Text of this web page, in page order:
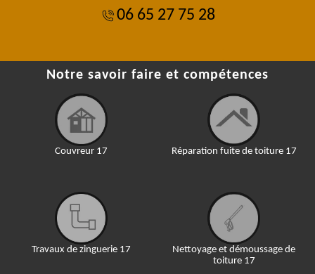
06 65 27 75 28
Notre savoir faire et compétences
Couvreur 17
Travaux de zinguerie 17
Réparation fuite de toiture 17
Nettoyage et démoussage de
toiture 17